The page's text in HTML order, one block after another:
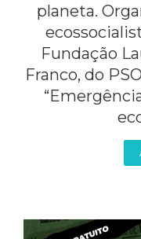
planeta.
Fundação
Franco, do